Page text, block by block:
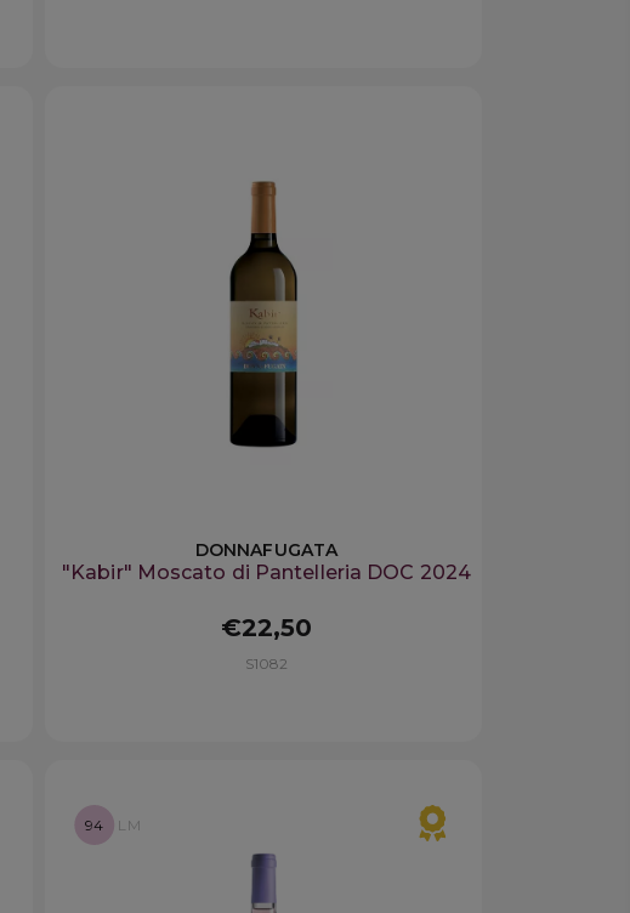
DONNAFUGATA
"Kabir" Moscato di Pantelleria DOC 2024
€22,50
S1082
94 LM